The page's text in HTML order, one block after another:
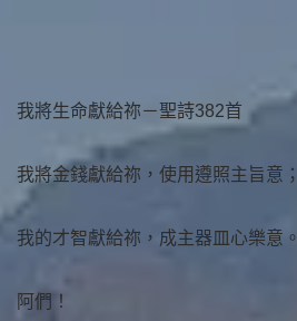
我將生命獻給祢－聖詩382首
我將金錢獻給祢，使用遵照主旨意；
我的才智獻給祢，成主器皿心樂意。
阿們！